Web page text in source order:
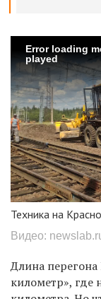
Error loading
played
Техника на
Видео:
Длина
километр», где